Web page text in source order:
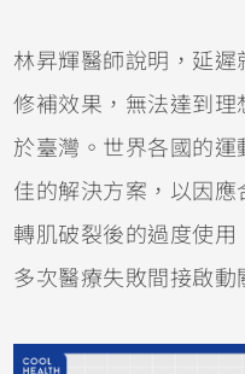
林昇輝醫師說明，延
修補效果，無法達到
於臺灣。世界各國的
佳的解決方案，以因
轉肌破裂後的過度使用
多次醫療失敗間接啟動